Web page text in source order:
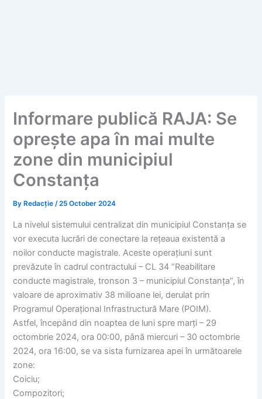
Informare publică RAJA: Se
oprește apa în mai multe
zone din municipiul
Constanța
By Redacție/25 October 2024
La nivelul sistemului centralizat din municipiul Constanța se
vor executa lucrări de conectare la rețeaua existentă a
noilor conducte magistrale. Aceste operațiuni sunt
prevăzute în cadrul contractului – CL 34 “Reabilitare
conducte magistrale, tronson 3 – municipiul Constanța”, în
valoare de aproximativ 38 milioane lei, derulat prin
Programul Operațional Infrastructură Mare (POIM).
Astfel, începând din noaptea de luni spre marți – 29
octombrie 2024, ora 00:00, până miercuri – 30 octombrie
2024, ora 16:00, se va sista furnizarea apei în următoarele
zone:
Coiciu;
Compozitori;